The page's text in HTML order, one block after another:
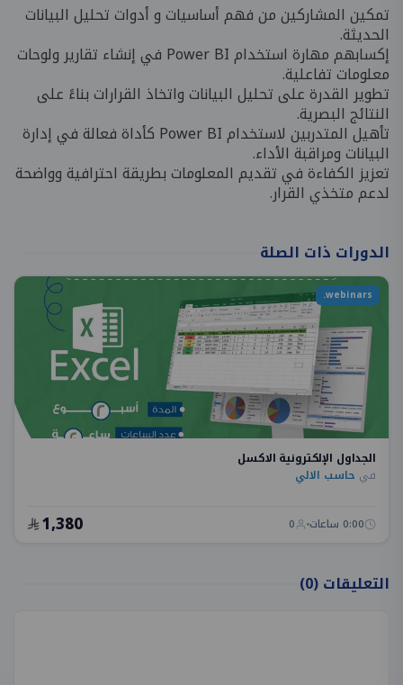
تمكين المشاركين من فهم أساسيات و أدوات تحليل البيانات
الحديثة.
إكسابهم مهارة استخدام Power BI في إنشاء تقارير ولوحات
معلومات تفاعلية.
تطوير القدرة على تحليل البيانات واتخاذ القرارات بناءً على
النتائج البصرية.
تأهيل المتدربين لاستخدام Power BI كأداة فعالة في إدارة
البيانات ومراقبة الأداء.
تعزيز الكفاءة في تقديم المعلومات بطريقة احترافية وواضحة
لدعم متخذي القرار.
الدورات ذات الصلة
webinars.
الجداول الإلكترونية الاكسل
في حاسب الالي
0:00 ساعات 0
1,380
التعليقات(0)